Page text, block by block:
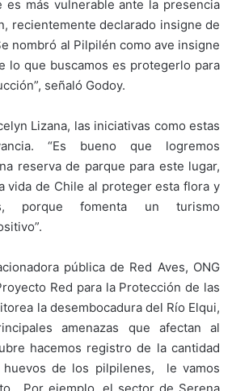
es más vulnerable ante la presencia
recientemente declarado insigne de
nombró al Pilpilén como ave insigne
lo que buscamos es protegerlo para
señaló Godoy.
Lizana, las iniciativas como estas
“Es bueno que logremos
reserva de parque para este lugar,
vida de Chile al proteger esta flora y
porque fomenta un turismo
pública de Red Aves, ONG
Red para la Protección de las
la desembocadura del Río Elqui,
amenazas que afectan al
hacemos registro de la cantidad
de los pilpilenes, le vamos